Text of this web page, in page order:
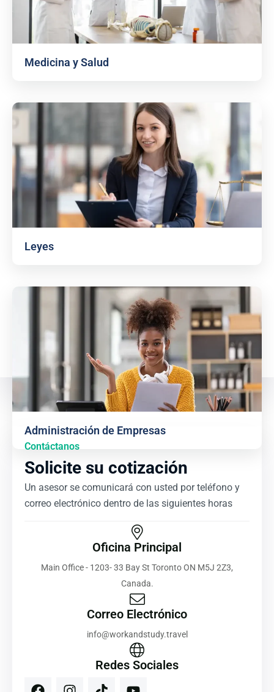
Medicina y Salud
Leyes
Administración de Empresas
Contáctanos
Solicite su cotización
Un asesor se comunicará con usted por teléfono y
correo electrónico dentro de las siguientes horas
Oficina Principal
Main Office - 1203- 33 Bay St Toronto ON M5J 2Z3,
Canada.
Correo Electrónico
info@workandstudy.travel
Redes Sociales